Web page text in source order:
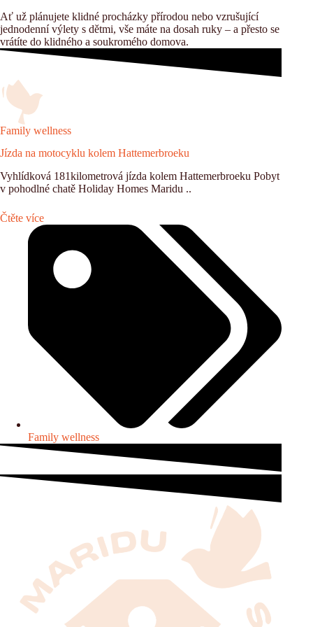
Ať už plánujete klidné procházky přírodou nebo vzrušující
jednodenní výlety s dětmi, vše máte na dosah ruky – a přesto se
vrátíte do klidného a soukromého domova.
Family wellness
Jízda na motocyklu kolem Hattemerbroeku
Vyhlídková 181kilometrová jízda kolem Hattemerbroeku Pobyt
v pohodlné chatě Holiday Homes Maridu ..
Čtěte více
Family wellness